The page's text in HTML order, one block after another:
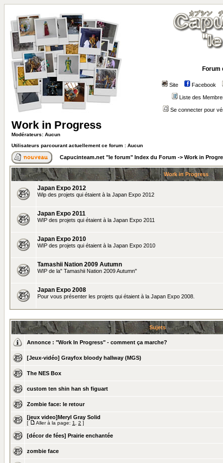
Forum
Site Facebook
Liste des
Se connecter pour
Work in Progress
Modérateurs: Aucun
Utilisateurs parcourant actuellement ce forum : Aucun
Capucinteam.net "le forum" Index du Forum -> Work in
Work in Progress
Japan Expo 2012
Wip des projets qui étaient à la Japan Expo 2012
Japan Expo 2011
WIP des projets qui étaient à la Japan Expo 2011
Japan Expo 2010
WIP des projets qui étaient à la Japan Expo 2010
Tamashii Nation 2009 Autumn
WIP de la" Tamashii Nation 2009 Autumn"
Japan Expo 2008
Pour vous présenter les projets qui étaient à la Japan Expo 2008.
Sujets
Annonce : "Work In Progress" - comment ça marche?
[Jeux-vidéo] Grayfox bloody hallway (MGS)
The NES Box
custom ten shin han sh figuart
Zombie face: le retour
[jeux video]Meryl Gray Solid
[ Aller à la page: 1 2 ]
[décor de fées] Prairie enchantée
zombie face